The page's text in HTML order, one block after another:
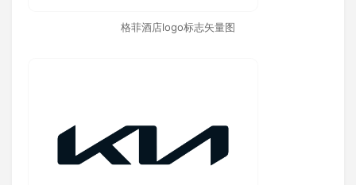
格菲酒店logo标志矢量图